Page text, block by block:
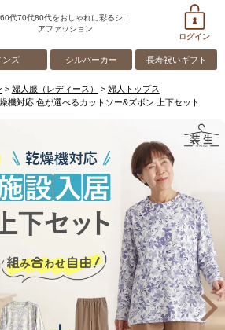
60代70代80代をおしゃれに彩るシニ
アファッション
ログイン
ンズ シルバーカー 長寿祝いギフト
婦人服（レディース）
婦人トップス
機対応 色が選べるカットソー&ズボン 上下セット